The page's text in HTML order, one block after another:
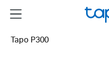
Menu
Tapo P300